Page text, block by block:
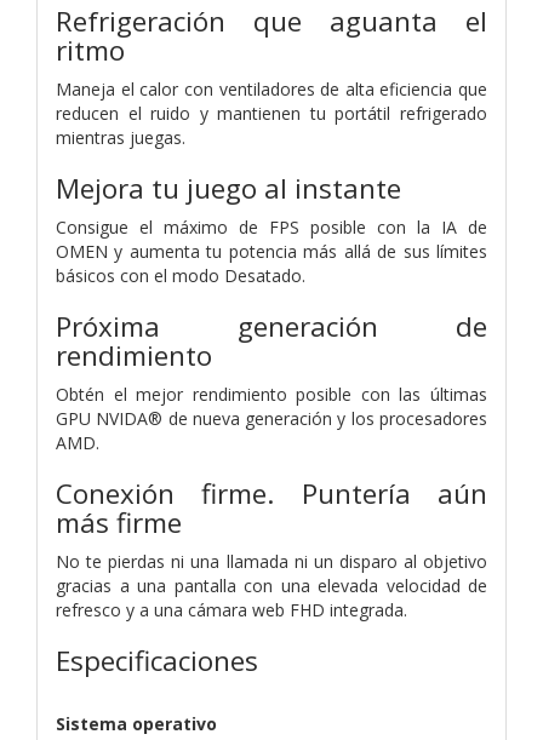
Refrigeración que aguanta el
ritmo
Maneja el calor con ventiladores de alta eficiencia que
reducen el ruido y mantienen tu portátil refrigerado
mientras juegas.
Mejora tu juego al instante
Consigue el máximo de FPS posible con la IA de
OMEN y aumenta tu potencia más allá de sus límites
básicos con el modo Desatado.
Próxima generación de
rendimiento
Obtén el mejor rendimiento posible con las últimas
GPU NVIDA® de nueva generación y los procesadores
AMD.
Conexión firme. Puntería aún
más firme
No te pierdas ni una llamada ni un disparo al objetivo
gracias a una pantalla con una elevada velocidad de
refresco y a una cámara web FHD integrada.
Especificaciones
Sistema operativo